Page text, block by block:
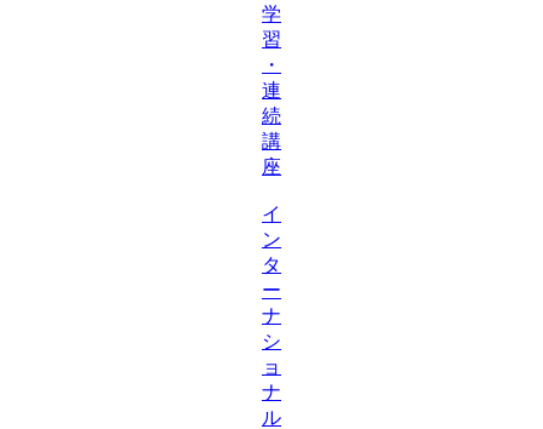
学
習
・
連
続
講
座
イ
ン
タ
ー
ナ
シ
ョ
ナ
ル